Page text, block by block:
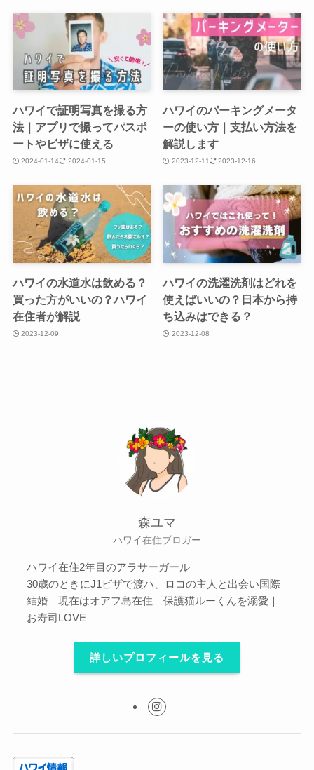
ハワイで証明写真を撮る方
法｜アプリで撮ってパスポ
ートやビザに使える
2024-01-14 2024-01-15
ハワイのパーキングメータ
ーの使い方｜支払い方法を
解説します
2023-12-11 2023-12-16
ハワイの水道水は飲める？
買った方がいいの？ハワイ
在住者が解説
2023-12-09
ハワイの洗濯洗剤はどれを
使えばいいの？日本から持
ち込みはできる？
2023-12-08
森ユマ
ハワイ在住ブロガー
ハワイ在住2年目のアラサーガール
30歳のときにJ1ビザで渡ハ、ロコの主人と出会い国際
結婚｜現在はオアフ島在住｜保護猫ルーくんを溺愛｜
お寿司LOVE
詳しいプロフィールを見る